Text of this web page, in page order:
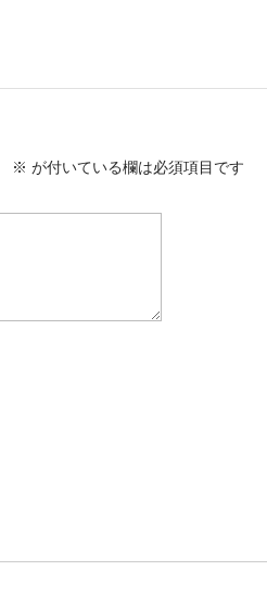
※ が付いている欄は必須項目です